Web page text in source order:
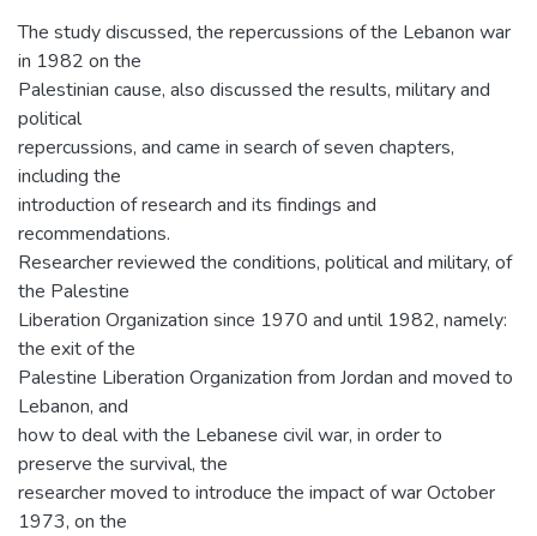
The study discussed, the repercussions of the Lebanon war
in 1982 on the
Palestinian cause, also discussed the results, military and
political
repercussions, and came in search of seven chapters,
including the
introduction of research and its findings and
recommendations.
Researcher reviewed the conditions, political and military, of
the Palestine
Liberation Organization since 1970 and until 1982, namely:
the exit of the
Palestine Liberation Organization from Jordan and moved to
Lebanon, and
how to deal with the Lebanese civil war, in order to
preserve the survival, the
researcher moved to introduce the impact of war October
1973, on the